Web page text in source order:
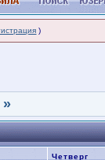
)
»
Четверг